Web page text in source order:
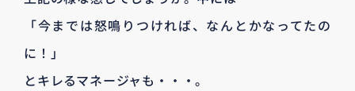
「今までは怒鳴りつければ、なんとかなってたの
に！」
とキレるマネージャも・・・。